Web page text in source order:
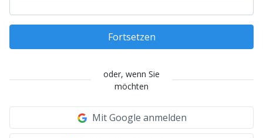
Fortsetzen
oder, wenn Sie
möchten
Mit Google anmelden